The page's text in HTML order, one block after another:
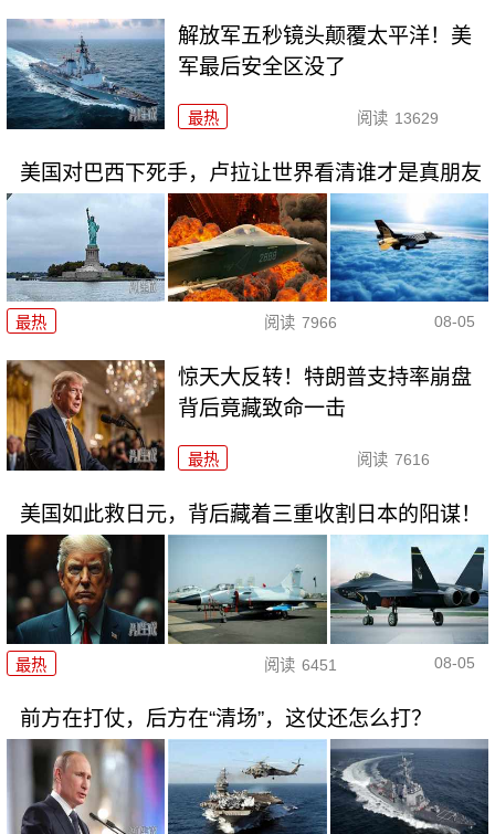
解放军五秒镜头颠覆太平洋！美
军最后安全区没了
最热 阅读 13629
美国对巴西下死手，卢拉让世界看清谁才是真朋友
最热 阅读 7966 08-05
惊天大反转！特朗普支持率崩盘
背后竟藏致命一击
最热 阅读 7616
美国如此救日元，背后藏着三重收割日本的阳谋！
最热 阅读 6451 08-05
前方在打仗，后方在“清场”，这仗还怎么打？